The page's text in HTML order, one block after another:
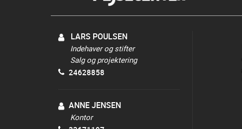
LARS POULSEN
Indehaver og stifter
Salg og projektering
24628858
ANNE JENSEN
Kontor